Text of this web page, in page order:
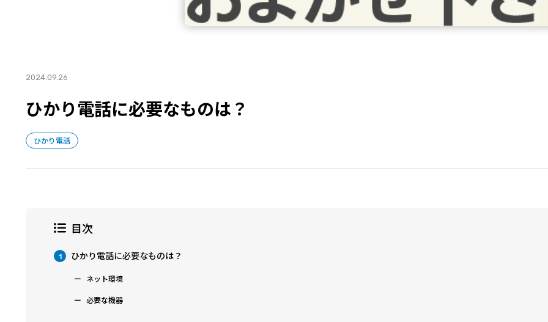
2024.09.26
ひかり電話に必要なものは？
ひかり電話
目次
1 ひかり電話に必要なものは？
ネット環境
必要な機器